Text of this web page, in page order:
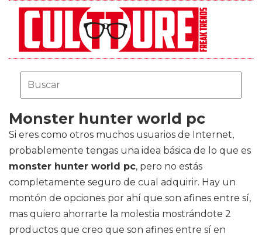
Monster hunter world pc
Si eres como otros muchos usuarios de Internet,
probablemente tengas una idea básica de lo que es
monster hunter world pc, pero no estás
completamente seguro de cual adquirir. Hay un
montón de opciones por ahí que son afines entre sí,
mas quiero ahorrarte la molestia mostrándote 2
productos que creo que son afines entre sí en